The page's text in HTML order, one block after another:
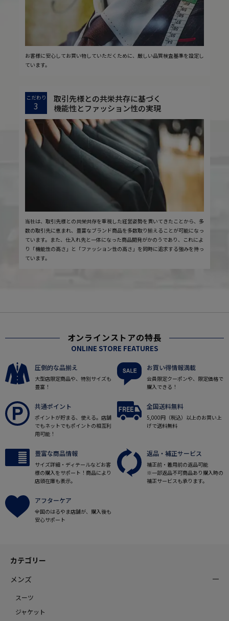
お客様に安心してお買い物していただくために、厳しい品質検査基準を設定し
ています。
こだわり
3
取引先様との共栄共存に基づく
機能性とファッション性の実現
当社は、取引先様との共栄共存を重視した経営姿勢を貫いてきたことから、多
数の取引先に恵まれ、豊富なブランド商品を多数取り揃えることが可能になっ
ています。また、仕入れ先と一体になった商品開発がかのうであり、これによ
り「機能性の高さ」と「ファッション性の高さ」を同時に追求する強みを持っ
ています。
オンラインストアの特長
ONLINE STORE FEATURES
圧倒的な品揃え
大型店限定商品や、特別サイズも
豊富！
お買い得情報満載
会員限定クーポンや、限定価格で
購入できる！
共通ポイント
ポイントが貯まる、使える。店舗
でもネットでもポイントの相互利
用可能！
全国送料無料
5,000円（税込）以上のお買い上
げで送料無料
豊富な商品情報
サイズ詳細・ディテールなどお客
様の購入をサポート！商品により
店頭在庫も表示。
返品・補正サービス
補正前・着用前の返品可能
※一部返品不可商品あり購入時の
補正サービスも承ります。
アフターケア
全国のはるやま店舗が、購入後も
安心サポート
カテゴリー
メンズ
スーツ
ジャケット